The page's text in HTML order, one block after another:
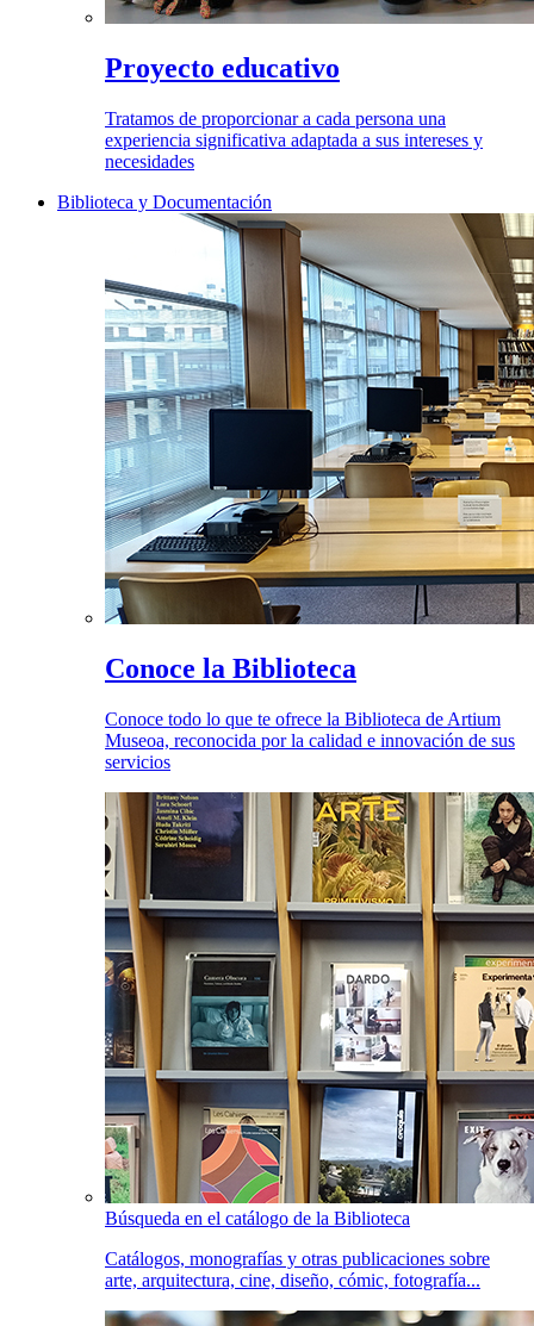
Proyecto educativo
Tratamos de proporcionar a cada persona una
experiencia significativa adaptada a sus intereses y
necesidades
Biblioteca y Documentación
Conoce la Biblioteca
Conoce todo lo que te ofrece la Biblioteca de Artium
Museoa, reconocida por la calidad e innovación de sus
servicios
Búsqueda en el catálogo de la Biblioteca
Catálogos, monografías y otras publicaciones sobre
arte, arquitectura, cine, diseño, cómic, fotografía...